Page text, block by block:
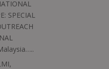
SPECIAL